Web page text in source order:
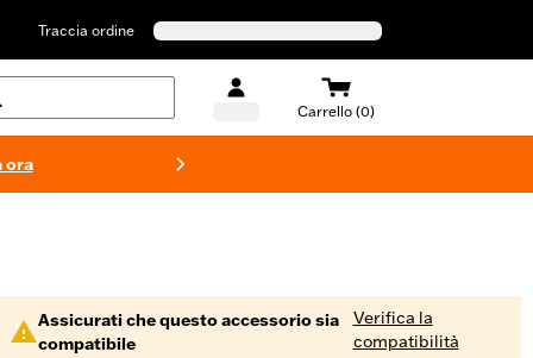
Traccia ordine
Carrello (0)
ora
Assicurati che questo accessorio sia
compatibile
Verifica la
compatibilità